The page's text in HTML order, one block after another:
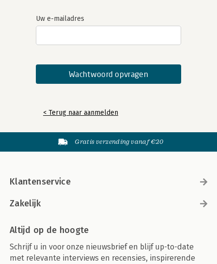
Uw e-mailadres
< Terug naar aanmelden
Gratis verzending vanaf €20
Klantenservice
Zakelijk
Altijd op de hoogte
Schrijf u in voor onze nieuwsbrief en blijf up-to-date
met relevante interviews en recensies, inspirerende